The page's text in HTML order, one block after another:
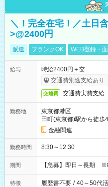
＼！完全在宅！／土日
>@2400円
派遣 ブランクOK WEB登録・
給与
時給2400円＋交
交通費別途支給あり
交通費 交通費実費支給
勤務地
東京都港区
田町(東京都)駅から徒歩
金融関連
勤務時間 8:30～12:30
期間 【急募】即日～長期
特徴 履歴書不要 / 40～50代